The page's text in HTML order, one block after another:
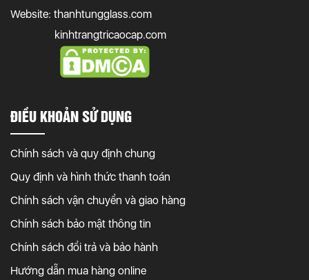
Website: thanhtungglass.com
kinhtrangtricaocap.com
ĐIỀU KHOẢN SỬ DỤNG
Chính sách và quy định chung
Quy định và hình thức thanh toán
Chính sách vận chuyển và giao hàng
Chính sách bảo mật thông tin
Chính sách đổi trả và bảo hành
Hướng dẫn mua hàng online